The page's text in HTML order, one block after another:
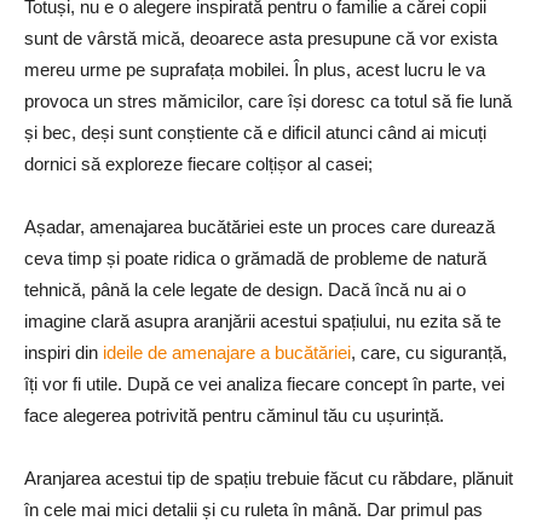
Totuși, nu e o alegere inspirată pentru o familie a cărei copii
sunt de vârstă mică, deoarece asta presupune că vor exista
mereu urme pe suprafața mobilei. În plus, acest lucru le va
provoca un stres mămicilor, care își doresc ca totul să fie lună
și bec, deși sunt conștiente că e dificil atunci când ai micuți
dornici să exploreze fiecare colțișor al casei;
Așadar, amenajarea bucătăriei este un proces care durează
ceva timp și poate ridica o grămadă de probleme de natură
tehnică, până la cele legate de design. Dacă încă nu ai o
imagine clară asupra aranjării acestui spațiului, nu ezita să te
inspiri din ideile de amenajare a bucătăriei, care, cu siguranță,
îți vor fi utile. După ce vei analiza fiecare concept în parte, vei
face alegerea potrivită pentru căminul tău cu ușurință.
Aranjarea acestui tip de spațiu trebuie făcut cu răbdare, plănuit
în cele mai mici detalii și cu ruleta în mână. Dar primul pas